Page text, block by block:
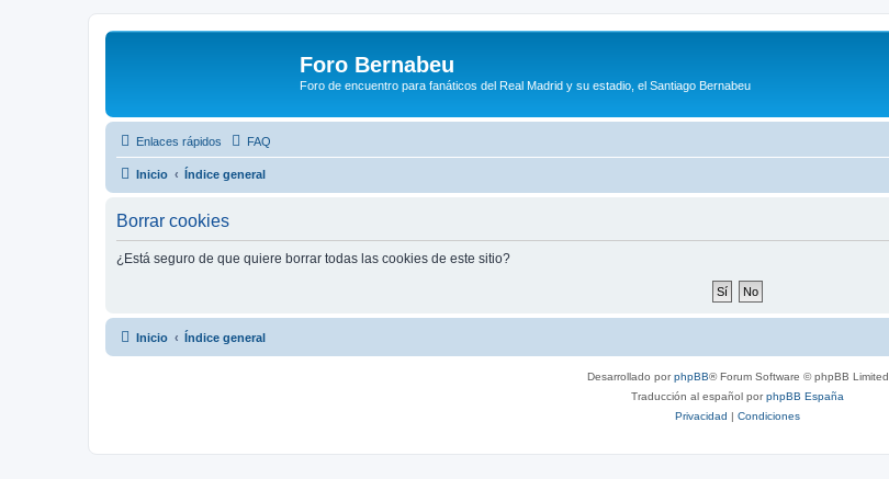
Foro Bernabeu
Foro de encuentro para fanáticos del Real Madrid y su estadio, el Santiago Bernabeu
Enlaces rápidos FAQ
Inicio Índice general
Borrar cookies
¿Está seguro de que quiere borrar todas las cookies de este sitio?
Inicio Índice general
Desarrollado porphpBB® Forum Software © phpBB Limited
Traducción al español porphpBB España
Privacidad | Condiciones